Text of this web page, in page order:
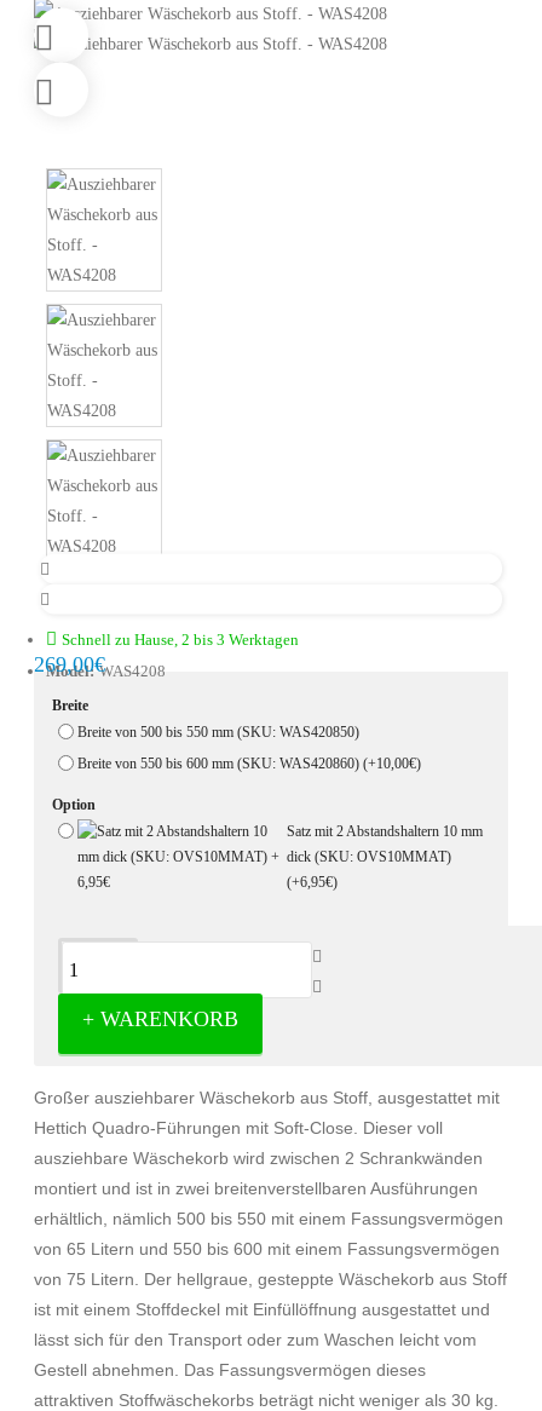
Schnell zu Hause, 2 bis 3 Werktagen
Model: WAS4208
269,00€
Breite
Breite von 500 bis 550 mm (SKU: WAS420850)
Breite von 550 bis 600 mm (SKU: WAS420860) (+10,00€)
Option
Satz mit 2 Abstandshaltern 10 mm
dick (SKU: OVS10MMAT)
(+6,95€)
+ WARENKORB
Beschreibung
Wäschekorb aus Stoff voll ausziehbar
Großer ausziehbarer Wäschekorb aus Stoff, ausgestattet mit
Hettich Quadro-Führungen mit Soft-Close. Dieser voll
ausziehbare Wäschekorb wird zwischen 2 Schrankwänden
montiert und ist in zwei breitenverstellbaren Ausführungen
erhältlich, nämlich 500 bis 550 mit einem Fassungsvermögen
von 65 Litern und 550 bis 600 mit einem Fassungsvermögen
von 75 Litern. Der hellgraue, gesteppte Wäschekorb aus Stoff
ist mit einem Stoffdeckel mit Einfüllöffnung ausgestattet und
lässt sich für den Transport oder zum Waschen leicht vom
Gestell abnehmen. Das Fassungsvermögen dieses
attraktiven Stoffwäschekorbs beträgt nicht weniger als 30 kg.